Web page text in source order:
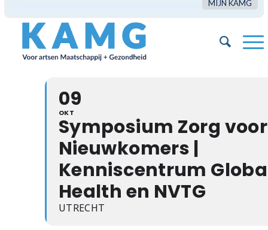
MIJN KAMG
09
OKT
Symposium Zorg voor
Nieuwkomers |
Kenniscentrum
Health en NVTG
UTRECHT